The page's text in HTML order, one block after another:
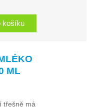
košíku
ML
třešně má